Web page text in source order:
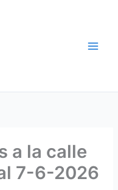
a la calle
7-6-2026